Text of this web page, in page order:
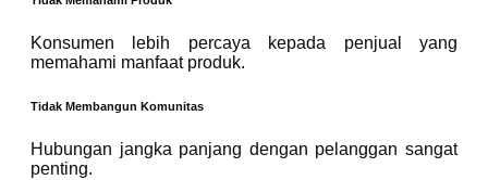
Konsumen lebih percaya kepada penjual yang
memahami manfaat produk.
Tidak Membangun Komunitas
Hubungan jangka panjang dengan pelanggan sangat
penting.